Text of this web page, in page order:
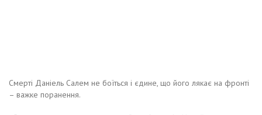
Смерті Даніель Салем не боїться і єдине, що його лякає на фронті
– важке поранення.